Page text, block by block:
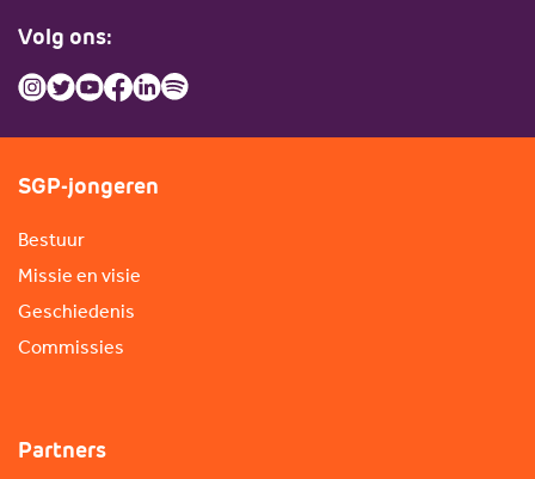
Volg ons:
SGP-jongeren
Bestuur
Missie en visie
Geschiedenis
Commissies
Partners